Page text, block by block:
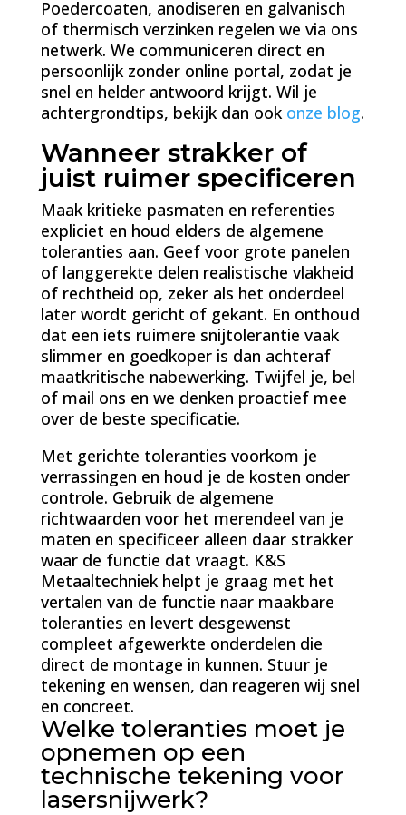
Poedercoaten, anodiseren en galvanisch
of thermisch verzinken regelen we via ons
netwerk. We communiceren direct en
persoonlijk zonder online portal, zodat je
snel en helder antwoord krijgt. Wil je
achtergrondtips, bekijk dan ook onze blog.
Wanneer strakker of
juist ruimer specificeren
Maak kritieke pasmaten en referenties
expliciet en houd elders de algemene
toleranties aan. Geef voor grote panelen
of langgerekte delen realistische vlakheid
of rechtheid op, zeker als het onderdeel
later wordt gericht of gekant. En onthoud
dat een iets ruimere snijtolerantie vaak
slimmer en goedkoper is dan achteraf
maatkritische nabewerking. Twijfel je, bel
of mail ons en we denken proactief mee
over de beste specificatie.
Met gerichte toleranties voorkom je
verrassingen en houd je de kosten onder
controle. Gebruik de algemene
richtwaarden voor het merendeel van je
maten en specificeer alleen daar strakker
waar de functie dat vraagt. K&S
Metaaltechniek helpt je graag met het
vertalen van de functie naar maakbare
toleranties en levert desgewenst
compleet afgewerkte onderdelen die
direct de montage in kunnen. Stuur je
tekening en wensen, dan reageren wij snel
en concreet.
Welke toleranties moet je
opnemen op een
technische tekening voor
lasersnijwerk?